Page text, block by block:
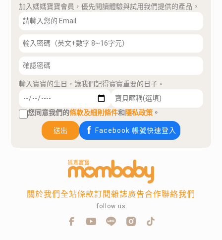
加入媽媽寶寶會員，優先閱讀體驗與試用我們提供的產品。
輸入寶寶的生日，讓我們記得寶寶重要的日子。
您同意我們的條款及細則條件和隱私政策 。
送出 Facebook 帳號快速登入
關於我們全站條款訂閱雜誌廣告合作聯絡我們
follow us